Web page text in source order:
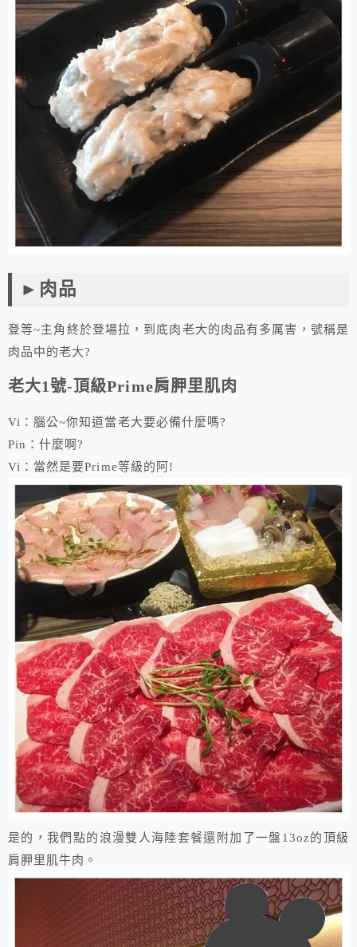
►肉品
登等~主角終於登場拉，到底肉老大的肉品有多厲害，號稱是
肉品中的老大?
老大1號-頂級Prime肩胛里肌肉
Vi：腦公~你知道當老大要必備什麼嗎?
Pin：什麼啊?
Vi：當然是要Prime等級的阿!
是的，我們點的浪漫雙人海陸套餐還附加了一盤13oz的頂級
肩胛里肌牛肉。